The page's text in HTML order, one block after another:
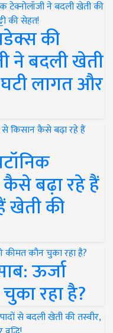
की
ने बदली खेती
लागत और
बढ़ा रहे हैं
खेती की
ऊर्जा
रहा है?